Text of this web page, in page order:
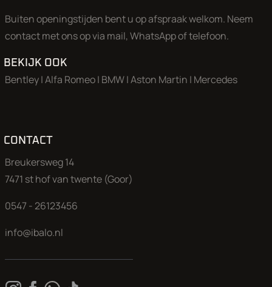
Buiten openingstijden bent u op afspraak welkom. Neem
contact met ons op via mail, WhatsApp of telefoon.
BEKIJK OOK
Bentley|Alfa Romeo| BMW|Aston Martin | Mercedes
CONTACT
Breukersweg 14
7471 st hof van twente (Goor)
0547 - 26123456
info@ibalo.nl